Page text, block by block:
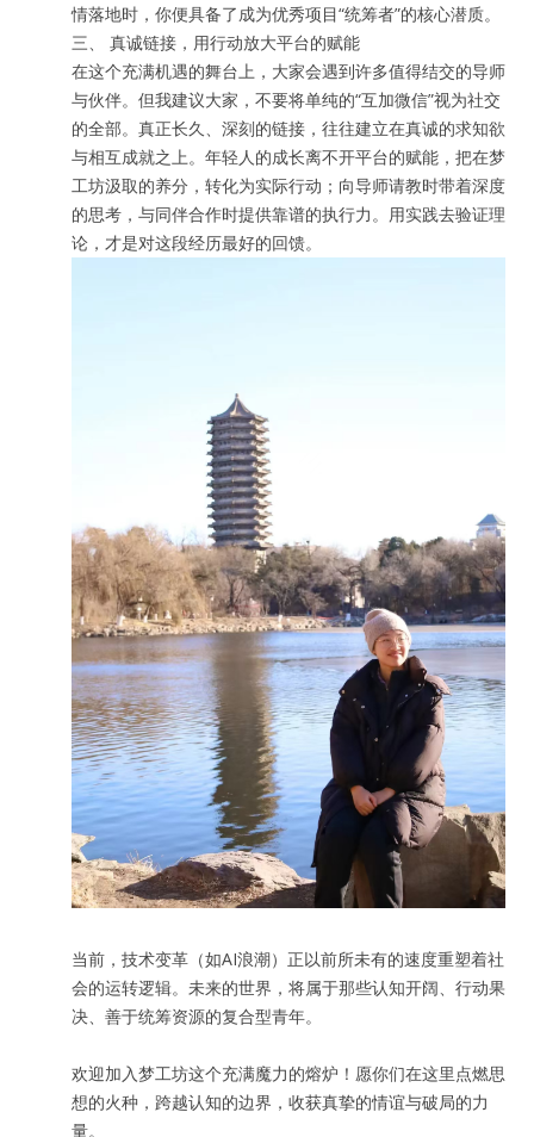
情落地时，你便具备了成为优秀项目“统筹者”的核心潜质。
三、 真诚链接，用行动放大平台的赋能
在这个充满机遇的舞台上，大家会遇到许多值得结交的导师
与伙伴。但我建议大家，不要将单纯的“互加微信”视为社交
的全部。真正长久、深刻的链接，往往建立在真诚的求知欲
与相互成就之上。年轻人的成长离不开平台的赋能，把在梦
工坊汲取的养分，转化为实际行动；向导师请教时带着深度
的思考，与同伴合作时提供靠谱的执行力。用实践去验证理
论，才是对这段经历最好的回馈。
当前，技术变革（如AI浪潮）正以前所未有的速度重塑着社
会的运转逻辑。未来的世界，将属于那些认知开阔、行动果
决、善于统筹资源的复合型青年。
欢迎加入梦工坊这个充满魔力的熔炉！愿你们在这里点燃思
想的火种，跨越认知的边界，收获真挚的情谊与破局的力
量。